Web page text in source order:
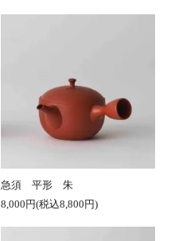
急須 平形 朱
8,000円(税込8,800円)